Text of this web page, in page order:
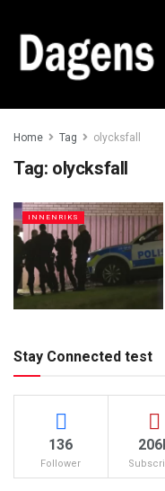
Home Tag olycksfall
Tag: olycksfall
INNENRIKS
Stay Connected test
136
Follower